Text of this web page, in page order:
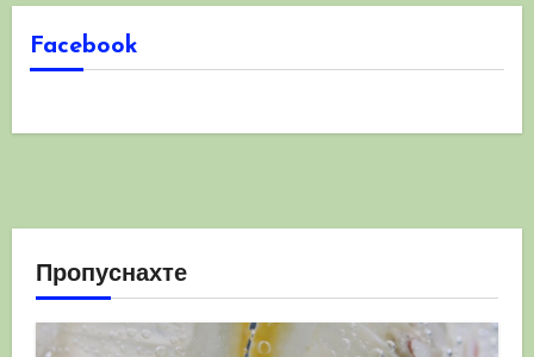
Facebook
Пропуснахте